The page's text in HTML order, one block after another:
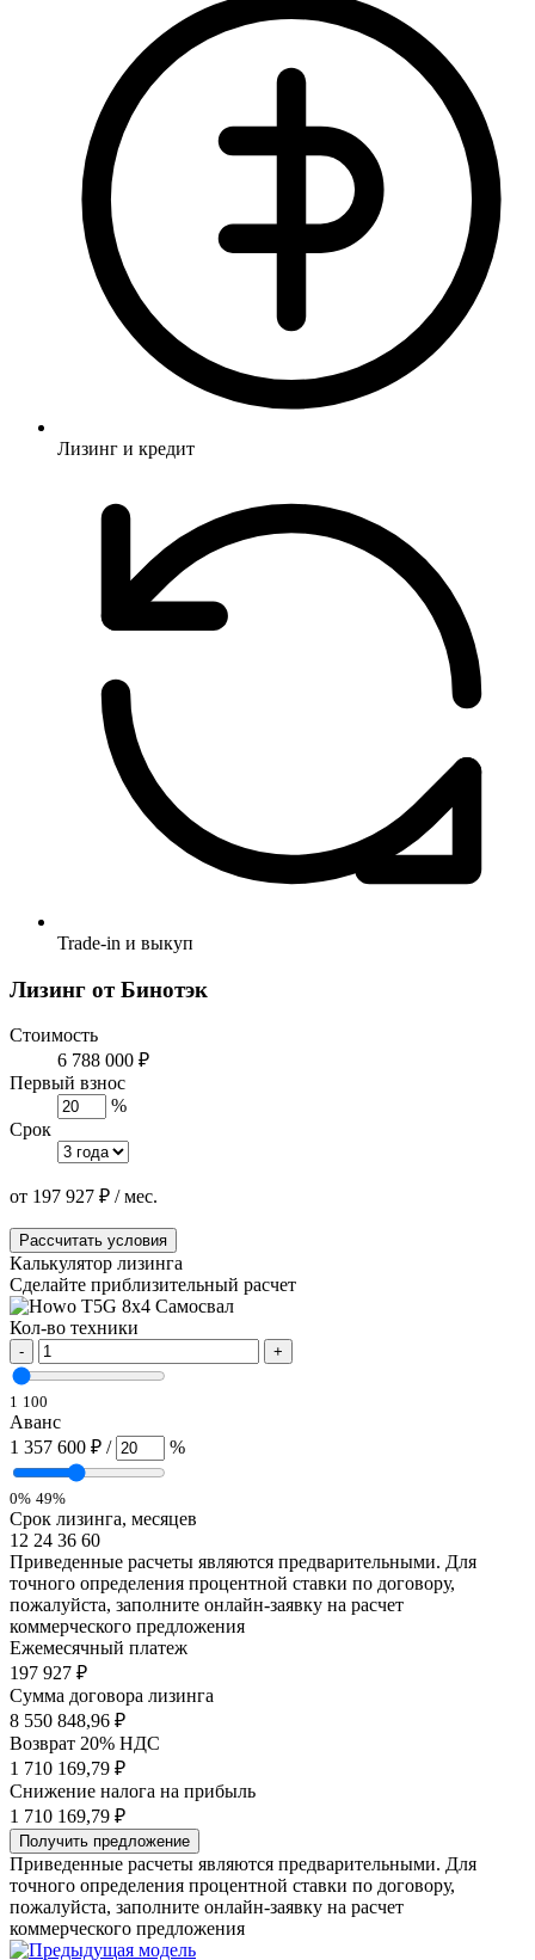
Лизинг и кредит
Trade-in и выкуп
Лизинг от Бинотэк
Стоимость
6 788 000 ₽
Первый взнос
%
Срок
от 197 927 ₽ / мес.
Рассчитать условия
Калькулятор лизинга
Сделайте приблизительный расчет
Кол-во техники
- +
1 100
Аванс
1 357 600 ₽ / %
0% 49%
Срок лизинга, месяцев
12 24 36 60
Приведенные расчеты являются предварительными. Для
точного определения процентной ставки по договору,
пожалуйста, заполните онлайн-заявку на расчет
коммерческого предложения
Ежемесячный платеж
197 927 ₽
Сумма договора лизинга
8 550 848,96 ₽
Возврат 20% НДС
1 710 169,79 ₽
Снижение налога на прибыль
1 710 169,79 ₽
Получить предложение
Приведенные расчеты являются предварительными. Для
точного определения процентной ставки по договору,
пожалуйста, заполните онлайн-заявку на расчет
коммерческого предложения